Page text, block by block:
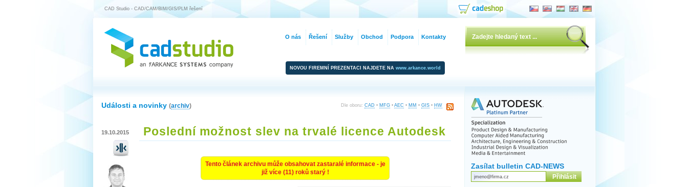
CAD Studio - CAD/CAM/BIM/GIS/PLM řešení
NOVOU FIREMNÍ PREZENTACI NAJDETE NA www.arkance.world
Dle oboru: CAD • MFG • AEC • MM • GIS • HW
Události a novinky (archiv)
19.10.2015 Poslední možnost slev na trvalé licence Autodesk
Tento článek archivu může obsahovat zastaralé informace - je
již více (11) roků starý !
Zasílat bulletin CAD-NEWS
O nás Řešení Služby Obchod Podpora Kontakty